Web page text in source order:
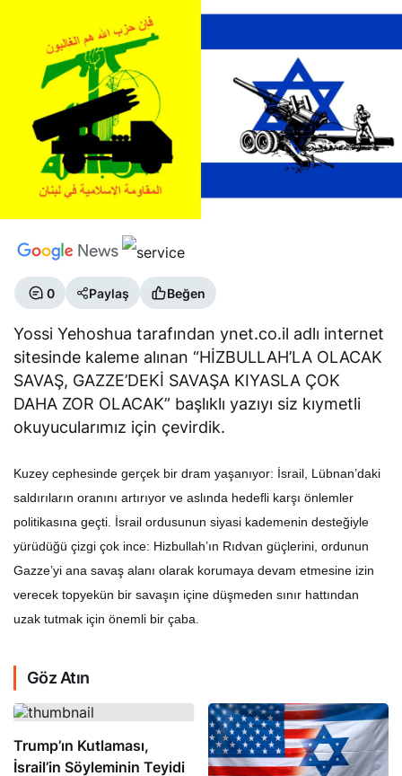
0 Paylaş Beğen
Yossi Yehoshua tarafından ynet.co.il adlı internet
sitesinde kaleme alınan “HİZBULLAH’LA OLACAK
SAVAŞ, GAZZE’DEKİ SAVAŞA KIYASLA ÇOK
DAHA ZOR OLACAK” başlıklı yazıyı siz kıymetli
okuyucularımız için çevirdik.
Kuzey cephesinde gerçek bir dram yaşanıyor: İsrail, Lübnan’daki
saldırıların oranını artırıyor ve aslında hedefli karşı önlemler
politikasına geçti. İsrail ordusunun siyasi kademenin desteğiyle
yürüdüğü çizgi çok ince: Hizbullah’ın Rıdvan güçlerini, ordunun
Gazze’yi ana savaş alanı olarak korumaya devam etmesine izin
verecek topyekün bir savaşın içine düşmeden sınır hattından
uzak tutmak için önemli bir çaba.
Göz Atın
Trump’ın Kutlaması,
İsrail’in Söyleminin Teyidi